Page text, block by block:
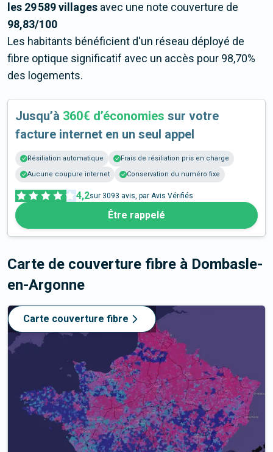
les 29 589 villages avec une note couverture de
98,83/100
Les habitants bénéficient d'un réseau déployé de
fibre optique significatif avec un accès pour 98,70%
des logements.
Jusqu’à 360€ d’économies sur votre
facture internet en un seul appel
Résiliation automatique
Frais de résiliation pris en charge
Aucune coupure internet
Conservation du numéro fixe
4,2sur 3093 avis, par Avis Vérifiés
Être rappelé
Carte de couverture fibre à Dombasle-
en-Argonne
Carte couverture fibre